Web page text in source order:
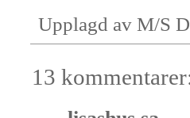
Upplagd av M/S
13